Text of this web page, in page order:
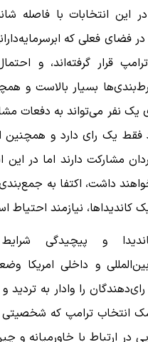
در این انتخابات با فاصله
فضای فعلی که
قرار گرفته‌اند، و
بسیار بالاست و
یک نفر می‌تواند به دفعات
فقط یک رای دارد و همچنین
مشارکت دارند اما در این
داشت، اکتفا به
کاندیداها، نیازمند احتیاط
و پیچیدگی
و داخلی امریکا
را وادار به تردید
انتخاب ترامپ که شخصیتی
در ارتباط با خاورمیانه و